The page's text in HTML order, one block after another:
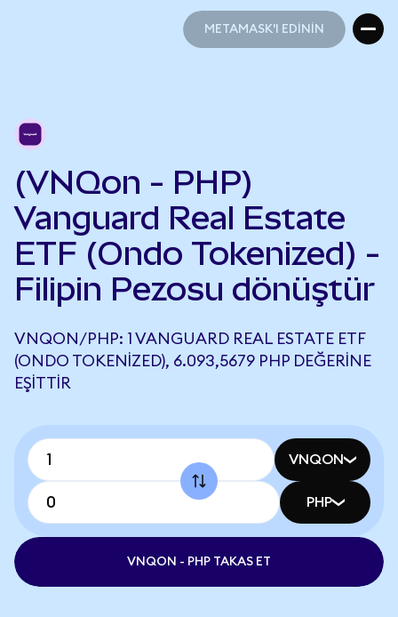
METAMASK'I EDİNİN
(VNQon - PHP)
Vanguard Real Estate
ETF (Ondo Tokenized) -
Filipin Pezosu dönüştür
VNQON/PHP: 1 VANGUARD REAL ESTATE ETF
(ONDO TOKENIZED), 6.093,5679 PHP DEĞERINE
EŞITTIR
VNQON
PHP
VNQON - PHP TAKAS ET